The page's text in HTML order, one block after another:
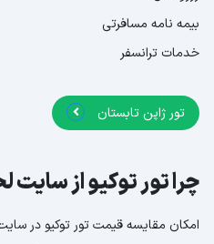
بیمه نامه مسافرتی
خدمات ترانسفر
تور ژاپن تابستان
چرا تور توکیو از سایت
امکان مقایسه قیمت تور توکیو در